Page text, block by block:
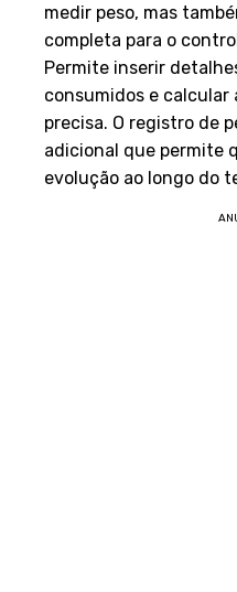
medir peso, mas
completa para o
Permite inserir
consumidos e calcular
precisa. O registro de
adicional que permite
evolução ao longo do